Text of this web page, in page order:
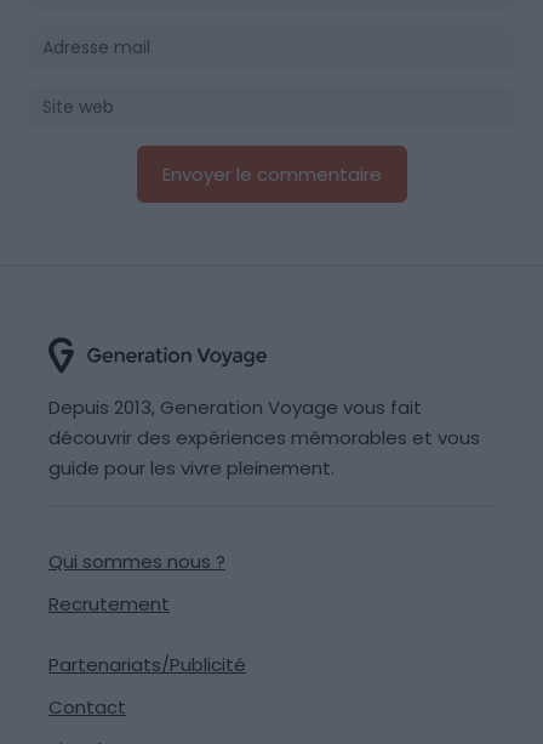
Depuis 2013, Generation Voyage vous fait
découvrir des expériences mémorables et vous
guide pour les vivre pleinement.
Qui sommes nous ?
Recrutement
Partenariats/Publicité
Contact